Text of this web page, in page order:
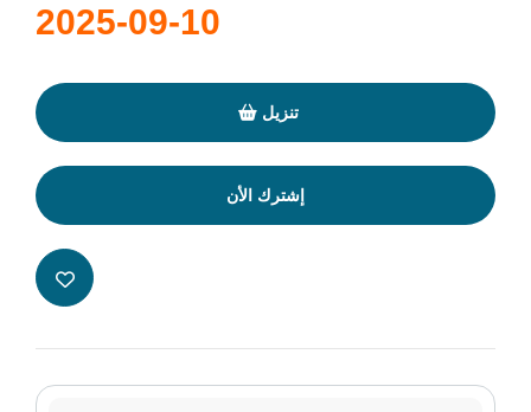
2025-09-10
تنزيل
إشترك الأن